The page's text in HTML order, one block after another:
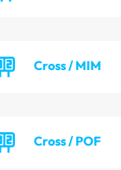
Cross / MIM
Cross / POF